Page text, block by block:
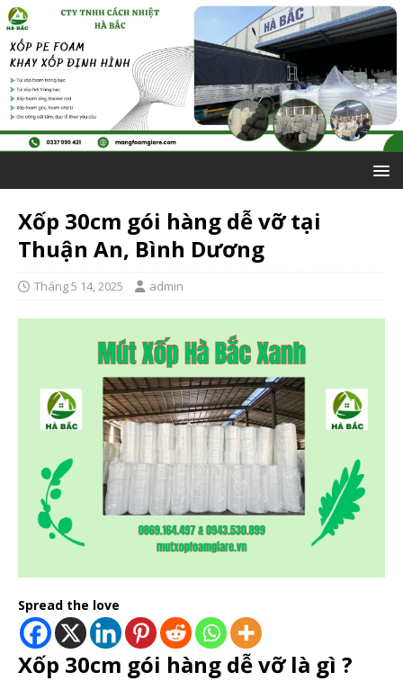
Xốp 30cm gói hàng dễ vỡ tại
Thuận An, Bình Dương
Tháng 5 14, 2025 admin
Spread the love
Xốp 30cm gói hàng dễ vỡ là gì ?